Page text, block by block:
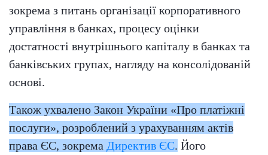
зокрема з питань організації корпоративного
управління в банках, процесу оцінки
достатності внутрішнього капіталу в банках та
банківських групах, нагляду на консолідованій
основі.
Також ухвалено Закон України «Про платіжні
послуги», розроблений з урахуванням актів
права ЄС, зокрема Директив ЄС. Його